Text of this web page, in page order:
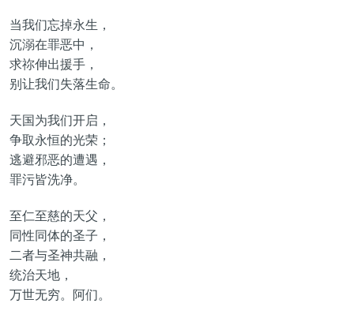
当我们忘掉永生，
沉溺在罪恶中，
求祢伸出援手，
别让我们失落生命。
天国为我们开启，
争取永恒的光荣；
逃避邪恶的遭遇，
罪污皆洗净。
至仁至慈的天父，
同性同体的圣子，
二者与圣神共融，
统治天地，
万世无穷。阿们。